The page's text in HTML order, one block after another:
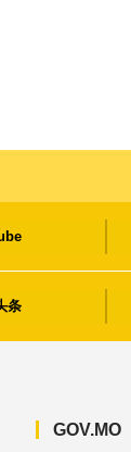
条
GOV.MO